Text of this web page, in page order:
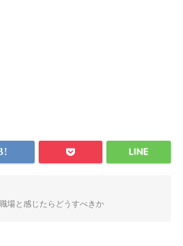
場と感じたらどうすべきか